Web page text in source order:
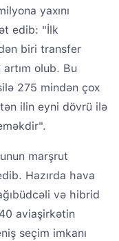
yaxını
edib: "İlk
biri transfer
artım olub. Bu
275 mindən çox
ilin eyni dövrü ilə
marşrut
Hazırda hava
və hibrid
aviaşirkətin
seçim imkanı